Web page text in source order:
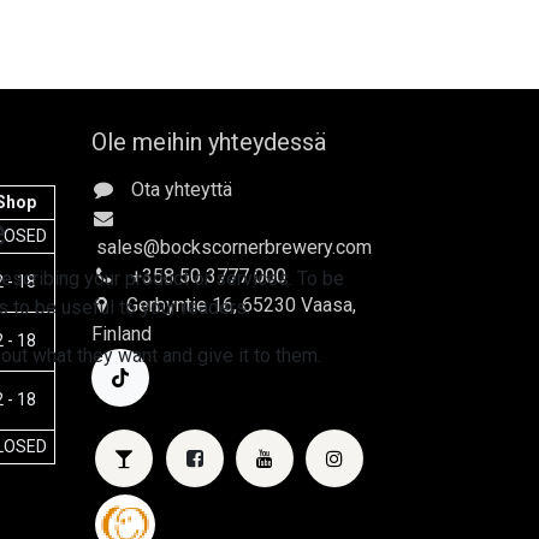
- 18
- 18
- 18
Ole meihin yhteydessä
Ota yhteyttä
sales@bockscornerbrewery.com
+358 50 3777 000
Gerbyntie 16, 65230 Vaasa,
Finland
your product or services. To be
to be useful to your readers.
what they want and give it to them.